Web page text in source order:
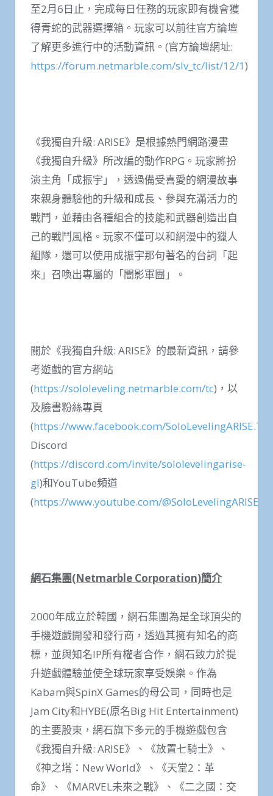
至2月6日止，完成每日任務的玩家即有機會獲
得青蛇的武器選擇箱。玩家可以前往官方論壇
了解更多進行中的活動資訊。(官方論壇網址:
https://forum.netmarble.com/slv_tc/list/12/1)
《我獨自升級: ARISE》是根據熱門網路漫畫
《我獨自升級》所改編的動作RPG。玩家將扮
演主角「成振宇」，透過備受喜愛的網漫故事
來親身體驗他的升級和成長、參與充滿活力的
戰鬥，並藉由各種組合的技能和武器創造出自
己的戰鬥風格。玩家不僅可以和網漫中的獵人
組隊，還可以使用成振宇那句著名的台詞「起
來」召喚出專屬的「闇影軍團」。
關於《我獨自升級: ARISE》的最新資訊，請參
考遊戲的官方網站
(https://sololeveling.netmarble.com/tc)，以
及臉書粉絲專頁
(https://www.facebook.com/SoloLevelingARISE.TC
Discord
(https://discord.com/invite/sololevelingarise-
gl)和YouTube頻道
(https://www.youtube.com/
網石集團(Netmarble Corporation)簡介
2000年成立於韓國，網石集團為是全球頂尖的
手機遊戲開發和發行商，透過其擁有知名的商
標，並與知名IP所有權者合作，網石致力於提
升遊戲體驗並使全球玩家享受娛樂。作為
Kabam與SpinX Games的母公司，同時也是
Jam City和HYBE(原名Big Hit Entertainment)
的主要股東，網石旗下多元的手機遊戲包含
《我獨自升級: ARISE》、《放置七騎士》、
《神之塔：New World》、《天堂2：革
命》、《MARVEL未來之戰》、《二之國：交